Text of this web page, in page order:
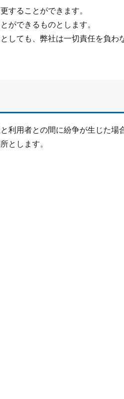
することができます。
ができるものとします。
しても、弊社は一切責任を負わ
利用者との間に紛争が生じた場
とします。